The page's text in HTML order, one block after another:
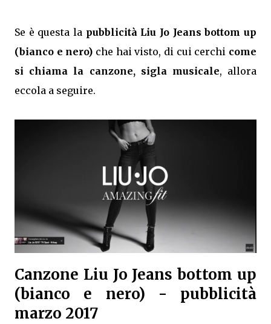
Se è questa la pubblicità Liu Jo Jeans bottom up
(bianco e nero) che hai visto, di cui cerchi come
si chiama la canzone, sigla musicale, allora
eccola a seguire.
Canzone Liu Jo Jeans bottom up
(bianco e nero) - pubblicità
marzo 2017